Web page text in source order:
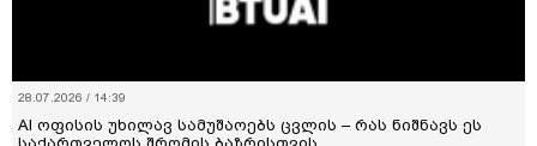
28.07.2026 / 14:39
AI ოფისის უხილავ სამუშაოებს ცვლის – რას ნიშნავს ეს